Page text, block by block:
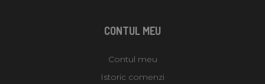
CONTUL MEU
Contul meu
Istoric comenzi